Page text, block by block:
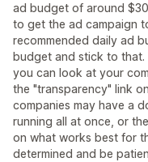
ad budget of around
to get the ad campaign
recommended daily ad
budget and stick to
you can look at your
the "transparency" link
companies may have a
running all at once, or
on what works best for
determined and be